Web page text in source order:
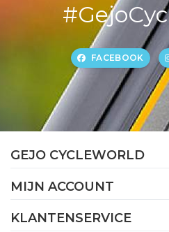
FACEBOOK
GEJO CYCLEWORLD
MIJN ACCOUNT
KLANTENSERVICE